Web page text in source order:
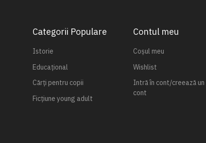
Categorii Populare
Istorie
Educațional
Cărți pentru copii
Ficțiune young adult
Contul meu
Coșul meu
Wishlist
Intră în cont/creează un
cont